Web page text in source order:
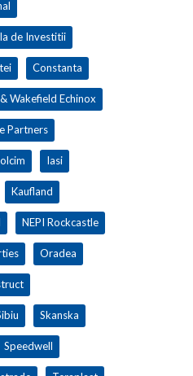
de Investitii
Constanta
Wakefield Echinox
Partners
Iasi
Kaufland
NEPI Rockcastle
Oradea
Skanska
Speedwell